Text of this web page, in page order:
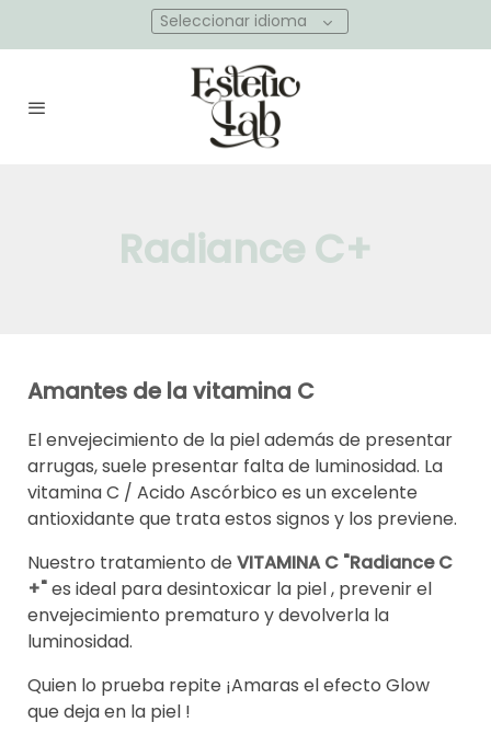
Seleccionar idioma
Radiance C+
Amantes de la vitamina C
El envejecimiento de la piel además de presentar
arrugas, suele presentar falta de luminosidad. La
vitamina C / Acido Ascórbico es un excelente
antioxidante que trata estos signos y los previene.
Nuestro tratamiento deVITAMINA C "Radiance C
+"es ideal para desintoxicar la piel , prevenir el
envejecimiento prematuro y devolverla la
luminosidad.
Quien lo prueba repite ¡Amaras el efecto Glow
que deja en la piel !